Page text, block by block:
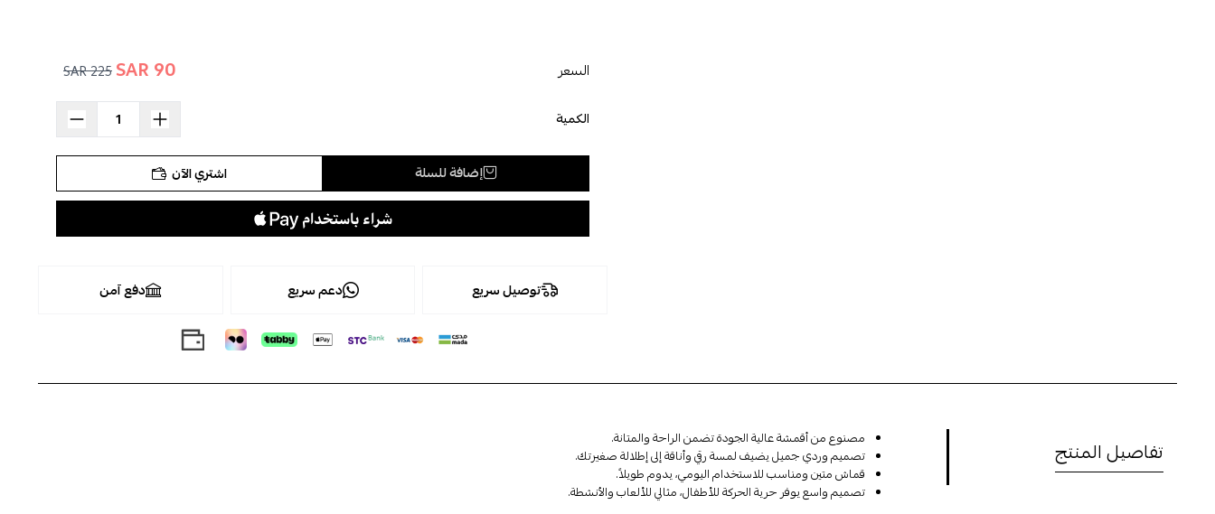
السعر 90 SAR
225 SAR
الكمية
إضافة للسلة اشتري الآن
توصيل سريع دعم سريع دفع آمن
تفاصيل المنتج
مصنوع من أقمشة عالية الجودة تضمن الراحة والمتانة.
تصميم وردي جميل يضيف لمسة رقي وأناقة إلى إطلالة صغيرتك.
قماش متين ومناسب للاستخدام اليومي، يدوم طويلاً.
تصميم واسع يوفر حرية الحركة للأطفال، مثالي للألعاب والأنشطة.